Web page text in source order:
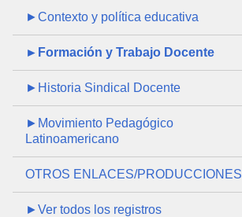
►Contexto y política educativa
►Formación y Trabajo Docente
►Historia Sindical Docente
►Movimiento Pedagógico
Latinoamericano
OTROS ENLACES/PRODUCCIONES
►Ver todos los registros